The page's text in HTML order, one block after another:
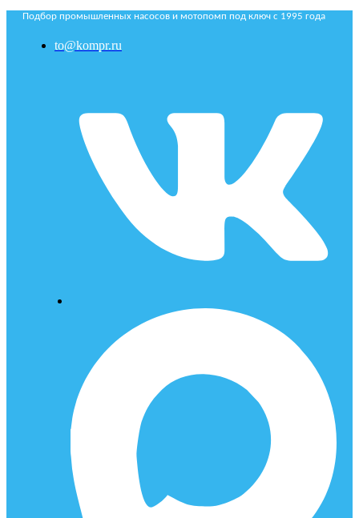
Подбор промышленных насосов и мотопомп под ключ с 1995 года
to@kompr.ru